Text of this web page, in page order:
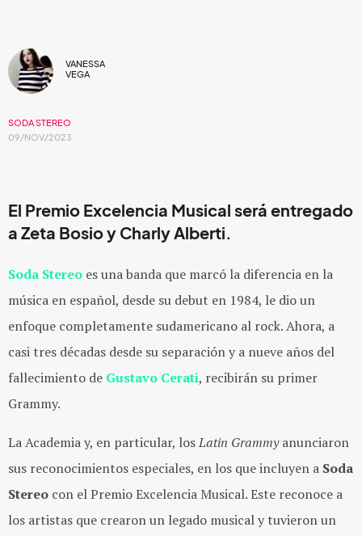
VANESSA
VEGA
SODA STEREO
09/NOV/2023
El Premio Excelencia Musical será entregado
a Zeta Bosio y Charly Alberti.
Soda Stereo es una banda que marcó la diferencia en la
música en español, desde su debut en 1984, le dio un
enfoque completamente sudamericano al rock. Ahora, a
casi tres décadas desde su separación y a nueve años del
fallecimiento de Gustavo Cerati, recibirán su primer
Grammy.
La Academia y, en particular, losLatin Grammyanunciaron
sus reconocimientos especiales, en los que incluyen a Soda
Stereo con el Premio Excelencia Musical. Este reconoce a
los artistas que crearon un legado musical y tuvieron un